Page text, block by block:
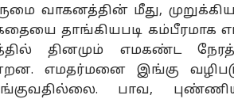
வாகனத்தின் மீது,
தாங்கியபடி கம்பீரமாக
தினமும் எமகண்ட
எமதர்மனை இங்கு
பாவ,
முக்கிய கட்டுரைகள்
அரசியல் தமிழ்நாடு